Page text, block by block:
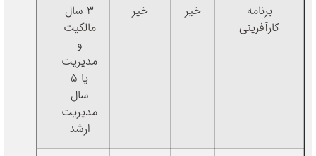
برنامه
کارآفرینی
خیر خیر
۳ سال
مالکیت
و
مدیریت
یا ۵
سال
مدیریت
ارشد